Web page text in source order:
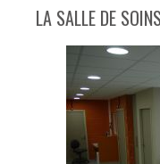
LA SALLE DE SOINS